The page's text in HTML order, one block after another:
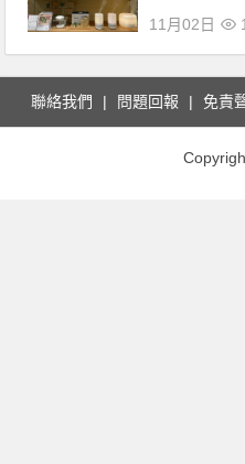
器、芬香石
11月02日
聯絡我們 問題回報 免責